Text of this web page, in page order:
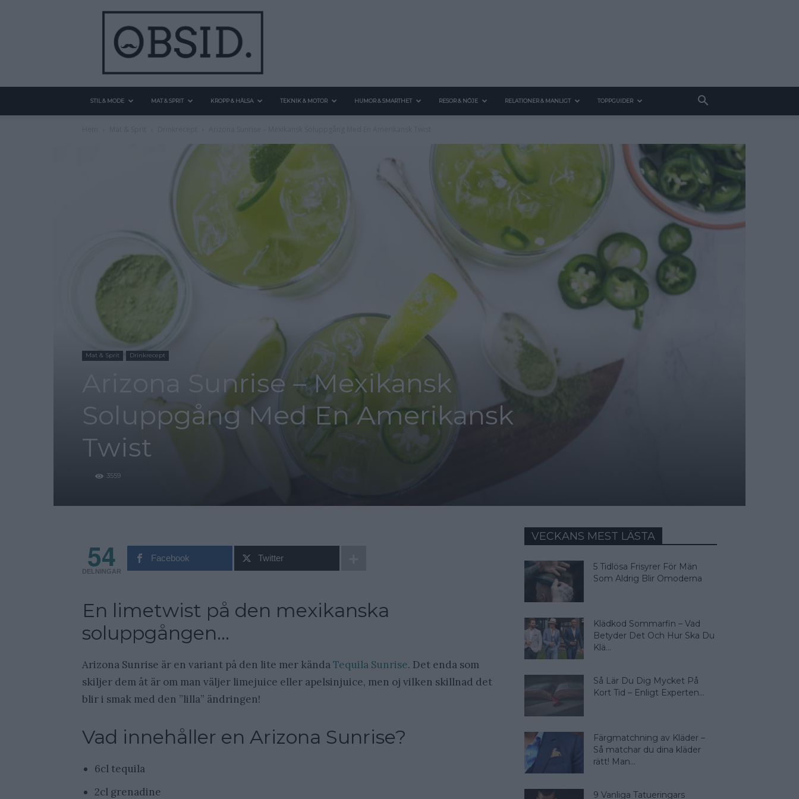
STIL & MODE MAT & SPRIT KROPP & HÄLSA TEKNIK & MOTOR HUMOR & SMARTHET RESOR & NÖJE RELATIONER & MANLIGT TOPPGUIDER
Mat & Sprit Drinkrecept
Arizona Sunrise – Mexikansk
Soluppgång Med En Amerikansk
Twist
3559
54
DELNINGAR
Facebook Twitter
En limetwist på den mexikanska
soluppgången…
Arizona Sunrise är en variant på den lite mer kändaTequila Sunrise. Det enda som
skiljer dem åt är om man väljer limejuice eller apelsinjuice, men oj vilken skillnad det
blir i smak med den ”lilla” ändringen!
Vad innehåller en Arizona Sunrise?
6cl tequila
2cl grenadine
VECKANS MEST LÄSTA
5 Tidlösa Frisyrer För Män
Som Aldrig Blir Omoderna
Klädkod Sommarfin – Vad
Betyder Det Och Hur Ska Du
Klä...
Så Lär Du Dig Mycket På
Kort Tid – Enligt Experten...
Färgmatchning av Kläder –
Så matchar du dina kläder
rätt! Man...
9 Vanliga Tatueringars